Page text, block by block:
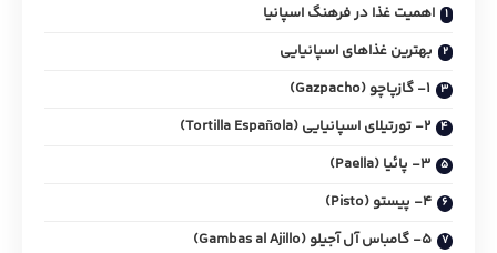
اهمیت غذا در فرهنگ اسپانیا
بهترین غذاهای اسپانیایی
1- گازپاچو (Gazpacho)
2- تورتیلای اسپانیایی (Tortilla Española)
3- پائیا (Paella)
4- پیستو (Pisto)
5- گامباس آل آجیلو (Gambas al Ajillo)